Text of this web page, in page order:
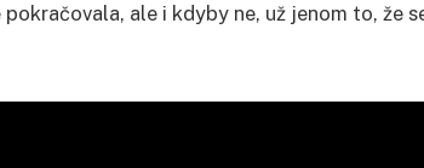
ale i kdyby ne, už jenom to, že